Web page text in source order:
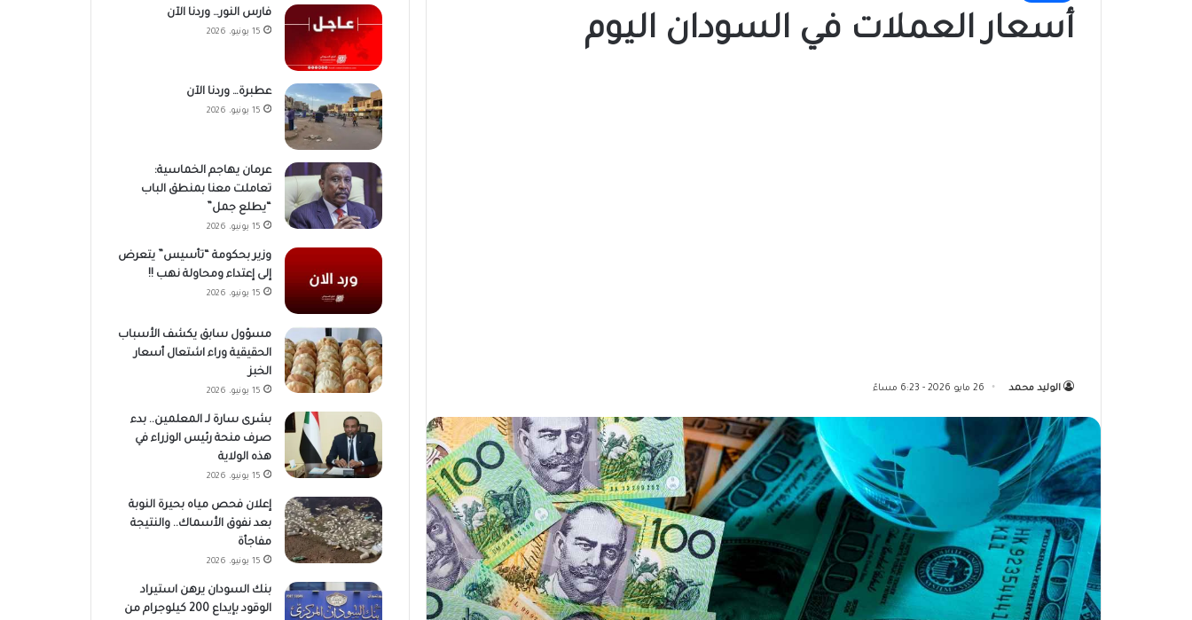
أسعار العملات في السودان اليوم
الوليد محمد 26 مايو 2026 - 6:23 مساءً
فارس النور… وردنا الآن
15 يونيو، 2026
عطبرة… وردنا الآن
15 يونيو، 2026
عرمان يهاجم الخماسية:
تعاملت معنا بمنطق الباب
“يطلع جمل”
15 يونيو، 2026
وزير بحكومة “تأسيس” يتعرض
إلى إعتداء ومحاولة نهب !!
15 يونيو، 2026
مسؤول سابق يكشف الأسباب
الحقيقية وراء اشتعال أسعار
الخبز
15 يونيو، 2026
بشرى سارة لـ المعلمين.. بدء
صرف منحة رئيس الوزراء في
هذه الولاية
15 يونيو، 2026
إعلان فحص مياه بحيرة النوبة
بعد نفوق الأسماك.. والنتيجة
مفاجأة
15 يونيو، 2026
بنك السودان يرهن استيراد
الوقود بإيداع 200 كيلوجرام من